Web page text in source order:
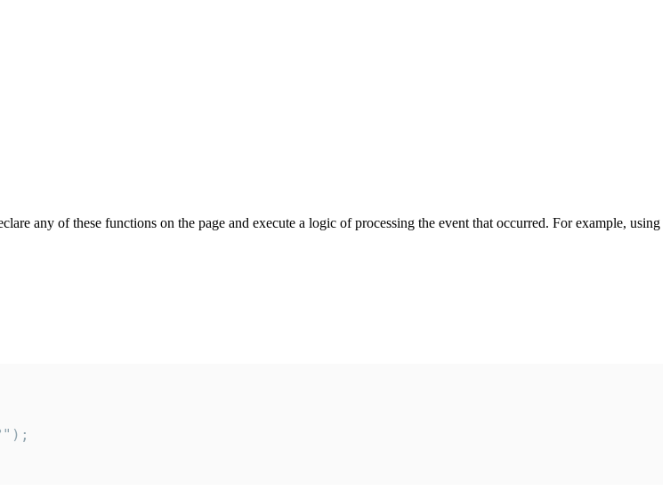
any of these functions on the page and execute a logic of processing the event that occurred. For example, using